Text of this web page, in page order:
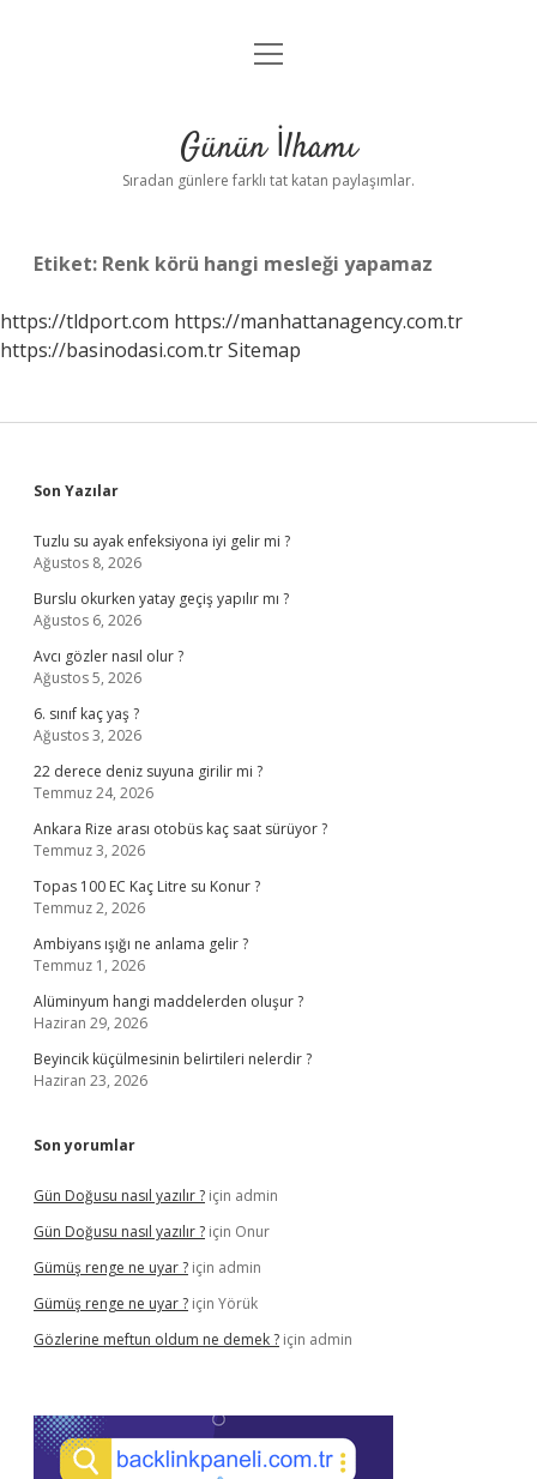
Anasayfa
Yasal Uyarı
menüyü
Günün İlhamı
Sıradan günlere farklı tat katan paylaşımlar.
Etiket: Renk körü hangi mesleği yapamaz
https://tldport.com https://manhattanagency.com.tr
https://basinodasi.com.trSitemap
Sidebar
Son Yazılar
Tuzlu su ayak enfeksiyona iyi gelir mi ?
Ağustos 8, 2026
Burslu okurken yatay geçiş yapılır mı ?
Ağustos 6, 2026
Avcı gözler nasıl olur ?
Ağustos 5, 2026
6. sınıf kaç yaş ?
Ağustos 3, 2026
22 derece deniz suyuna girilir mi ?
Temmuz 24, 2026
Ankara Rize arası otobüs kaç saat sürüyor ?
Temmuz 3, 2026
Topas 100 EC Kaç Litre su Konur ?
Temmuz 2, 2026
Ambiyans ışığı ne anlama gelir ?
Temmuz 1, 2026
Alüminyum hangi maddelerden oluşur ?
Haziran 29, 2026
Beyincik küçülmesinin belirtileri nelerdir ?
Haziran 23, 2026
Son yorumlar
Gün Doğusu nasıl yazılır ? için admin
Gün Doğusu nasıl yazılır ? için Onur
Gümüş renge ne uyar ? için admin
Gümüş renge ne uyar ? için Yörük
Gözlerine meftun oldum ne demek ? için admin